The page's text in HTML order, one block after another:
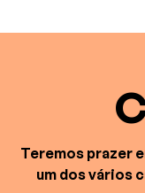
Teremos prazer
um dos vários